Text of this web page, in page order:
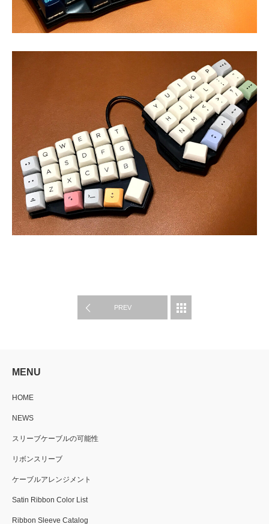
PREV
ACTIVITY
MENU
HOME
NEWS
スリーブケーブルの可能性
リボンスリーブ
ケーブルアレンジメント
Satin Ribbon Color List
Ribbon Sleeve Catalog